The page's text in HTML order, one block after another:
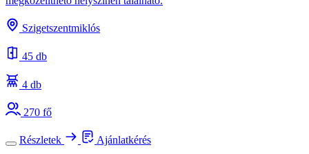
Szigetszentmiklós
45 db
4 db
270 fő
Részletek Ajánlatkérés